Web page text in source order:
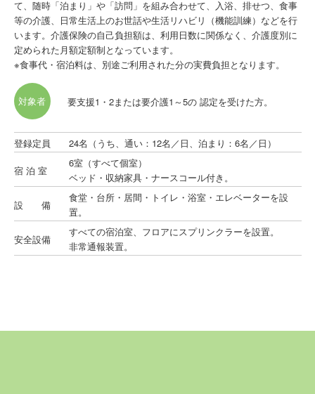
て、随時「泊まり」や「訪問」を組み合わせて、入浴、排せつ、食事
等の介護、日常生活上のお世話や生活リハビリ（機能訓練）などを行
います。介護保険の自己負担額は、利用日数に関係なく、介護度別に
定められた月額定額制となっています。
※食事代・宿泊料は、別途ご利用された分の実費負担となります。
対象者 要支援1・2または要介護1～5の 認定を受けた方。
登録定員 24名（うち、通い：12名／日、泊まり：6名／日）
宿 泊 室
6室（すべて個室）
ベッド・収納家具・ナースコール付き。
設 備
食堂・台所・居間・トイレ・浴室・エレベーターを設
置。
安全設備
すべての宿泊室、フロアにスプリンクラーを設置。
非常通報装置。